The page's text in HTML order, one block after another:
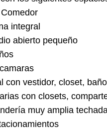
integral
abierto pequeño
con vestidor, closet,
con closets,
muy amplia